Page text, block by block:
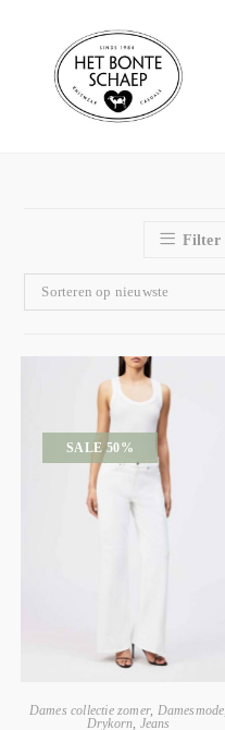
Filter
Sorteren op nieuwste
SALE 50%
Dames collectie zomer, Damesmode
Drykorn Jeans